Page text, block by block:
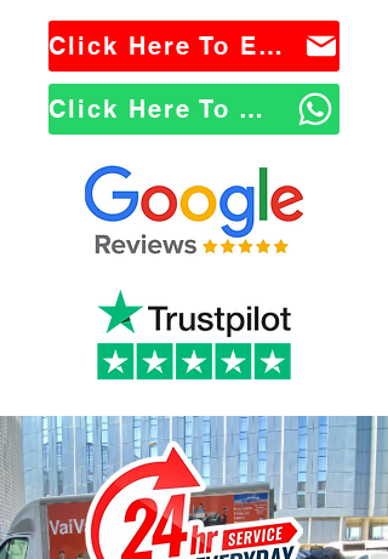
Click Here To Email Us
Click Here To WhatsApp Us